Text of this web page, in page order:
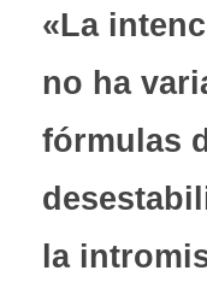
«La
no ha
fórmulas
la